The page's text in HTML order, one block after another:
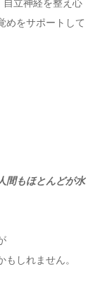
自立神経を整え心
めをサポートして
間もほとんどが水
しれません。